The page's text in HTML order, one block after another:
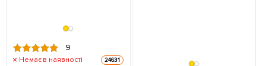
9
Немає в наявності 24631